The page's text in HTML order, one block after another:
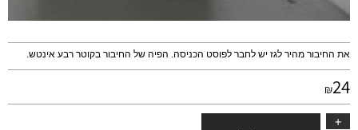
את החיבור מהיר לגז יש לחבר לפוסט הכניסה. הפיה של החיבור בקוטר רבע אינטש.
₪24